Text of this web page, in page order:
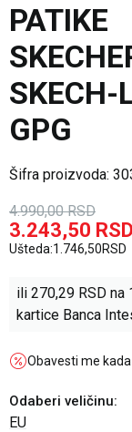
PATIKE
SKECH-
GPG
Šifra proizvoda:
4.990,00 RSD
3.243,50 RSD
Ušteda:1.746,50RSD
ili 270,29 RSD
kartice Banca
Obavesti me
Odaberi veličinu:
EU